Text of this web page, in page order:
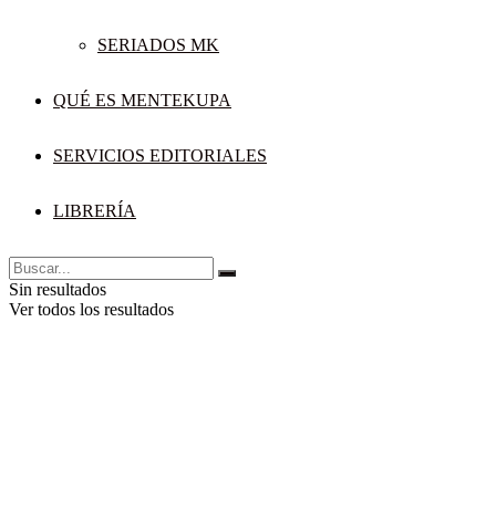
SERIADOS MK
QUÉ ES MENTEKUPA
SERVICIOS EDITORIALES
LIBRERÍA
Sin resultados
Ver todos los resultados